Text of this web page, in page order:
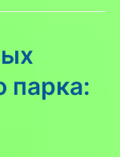
парка: